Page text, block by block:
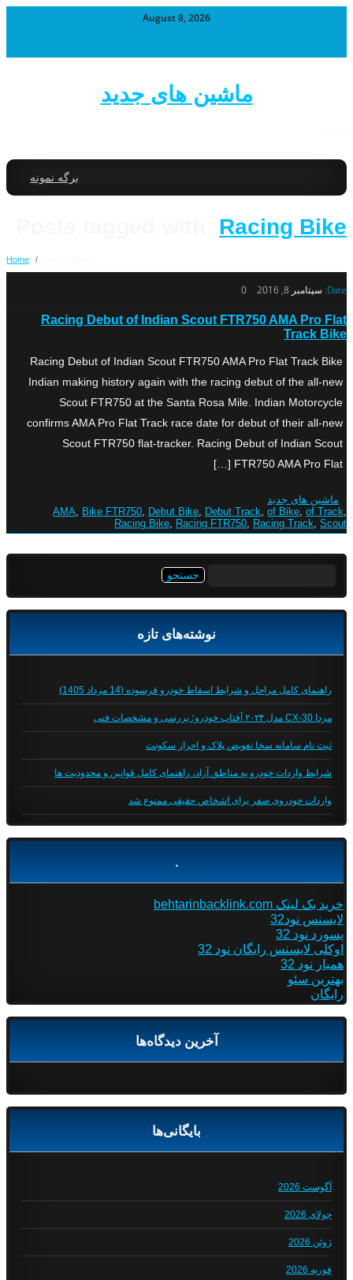
August 8, 2026
ماشین های جدید
برگه نمونه
Racing Bike
Home /
Date: سپتامبر 8, 2016 0
Racing Debut of Indian Scout FTR750 AMA Pro Flat
Track Bike
Racing Debut of Indian Scout FTR750 AMA Pro Flat Track Bike
Indian making history again with the racing debut of the all-new
Scout FTR750 at the Santa Rosa Mile. Indian Motorcycle
confirms AMA Pro Flat Track race date for debut of their all-new
Scout FTR750 flat-tracker. Racing Debut of Indian Scout
FTR750 AMA Pro Flat […]
ماشین های جدید
AMA, Bike FTR750, Debut Bike, Debut Track, of Bike, of Track,
Racing Bike, Racing FTR750, Racing Track, Scout
نوشته‌های تازه
راهنمای کامل مراحل و شرایط اسقاط خودرو فرسوده (14 مرداد 1405)
مزدا CX-30 مدل ۲۰۲۴ آفتاب خودرو؛ بررسی و مشخصات فنی
ثبت نام سامانه سخا تعویض پلاک و احراز سکونت
شرایط واردات خودرو به مناطق آزاد، راهنمای کامل قوانین و محدودیت ها
واردات خودروی صفر برای اشخاص حقیقی ممنوع شد
.
خرید بک لینک behtarinbacklink.com
لایسنس نود32
پسورد نود 32
اوکلی لایسنس رایگان نود 32
همیار نود 32
بهترین سئو
رایگان
آخرین دیدگاه‌ها
بایگانی‌ها
آگوست 2026
جولای 2026
ژوئن 2026
فوریه 2026